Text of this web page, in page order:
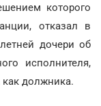
которого
отказал в
дочери об
исполнителя,
должника.